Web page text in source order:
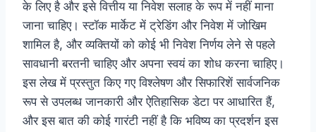
के लिए है और इसे वित्तीय या निवेश सलाह के रूप में नहीं माना
जाना चाहिए। स्टॉक मार्केट में ट्रेडिंग और निवेश में जोखिम
शामिल है, और व्यक्तियों को कोई भी निवेश निर्णय लेने से पहले
सावधानी बरतनी चाहिए और अपना स्वयं का शोध करना चाहिए।
इस लेख में प्रस्तुत किए गए विश्लेषण और सिफारिशें सार्वजनिक
रूप से उपलब्ध जानकारी और ऐतिहासिक डेटा पर आधारित हैं,
और इस बात की कोई गारंटी नहीं है कि भविष्य का प्रदर्शन इस